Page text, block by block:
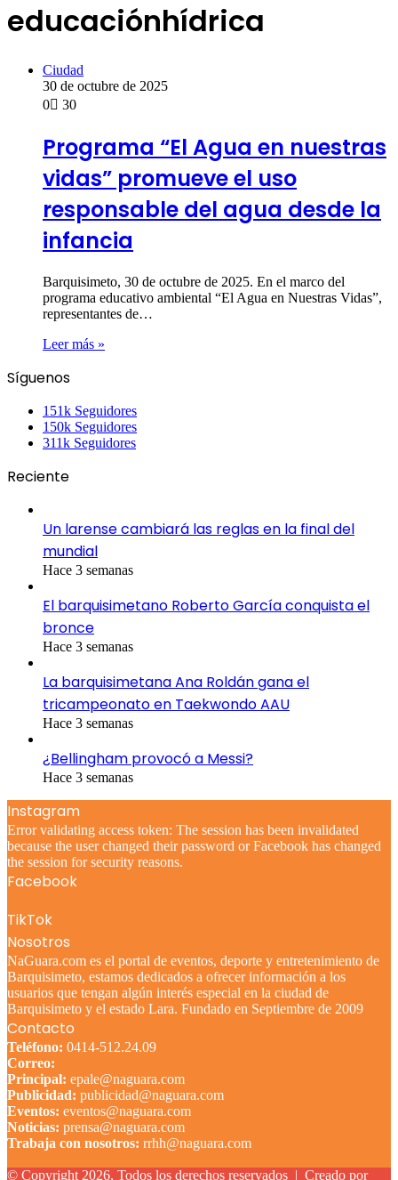
educaciónhídrica
Ciudad
30 de octubre de 2025
0
30
Programa “El Agua en nuestras
vidas” promueve el uso
responsable del agua desde la
infancia
Barquisimeto, 30 de octubre de 2025. En el marco del
programa educativo ambiental “El Agua en Nuestras Vidas”,
representantes de…
Leer más »
Síguenos
151k Seguidores
150k Seguidores
311k Seguidores
Reciente
Un larense cambiará las reglas en la final del
mundial
Hace 3 semanas
El barquisimetano Roberto García conquista el
bronce
Hace 3 semanas
La barquisimetana Ana Roldán gana el
tricampeonato en Taekwondo AAU
Hace 3 semanas
¿Bellingham provocó a Messi?
Hace 3 semanas
Instagram
Error validating access token: The session has been invalidated
because the user changed their password or Facebook has changed
the session for security reasons.
Facebook
TikTok
Nosotros
NaGuara.com es el portal de eventos, deporte y entretenimiento de
Barquisimeto, estamos dedicados a ofrecer información a los
usuarios que tengan algún interés especial en la ciudad de
Barquisimeto y el estado Lara. Fundado en Septiembre de 2009
Contacto
Teléfono: 0414-512.24.09
Correo:
Principal: epale@naguara.com
Publicidad: publicidad@naguara.com
Eventos: eventos@naguara.com
Noticias: prensa@naguara.com
Trabaja con nosotros: rrhh@naguara.com
© Copyright 2026, Todos los derechos reservados | Creado por